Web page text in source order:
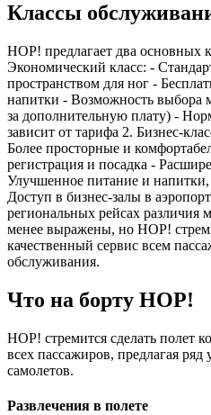
Классы
HOP! предлагает два основных
Экономический класс: -
пространством для ног -
напитки - Возможность выбора
за дополнительную плату) -
зависит от тарифа 2. Бизнес-
Более просторные и
регистрация и посадка -
Улучшенное питание и
Доступ в бизнес-залы в
региональных рейсах различия
менее выражены, но HOP!
качественный сервис всем
обслуживания.
Что на борту HOP!
HOP! стремится сделать полет
всех пассажиров, предлагая ряд
самолетов.
Развлечения в полете